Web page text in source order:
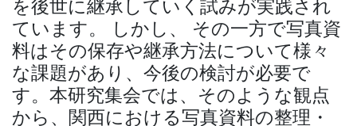
を後世に継承していく試みが実践され
ています。 しかし、 その一方で写真資
料はその保存や継承方法について様々
な課題があり、今後の検討が必要で
す。本研究集会では、そのような観点
から、関西における写真資料の整理・